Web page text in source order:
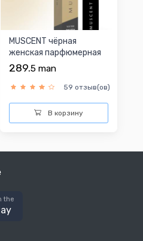
MUSCENT чёрная
женская парфюмерная
вода
289.5 man
59 отзыв(ов)
В корзину
the